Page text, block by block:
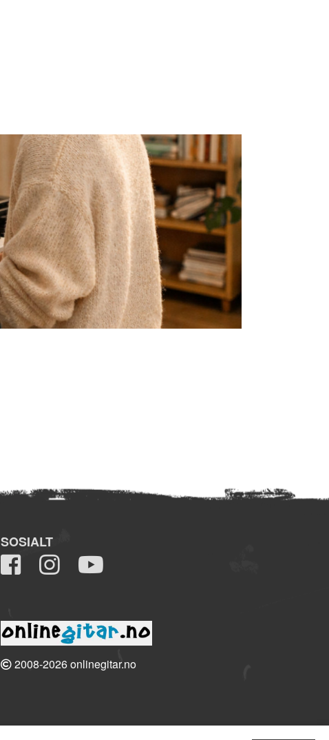
SOSIALT
2008-2026 onlinegitar.no